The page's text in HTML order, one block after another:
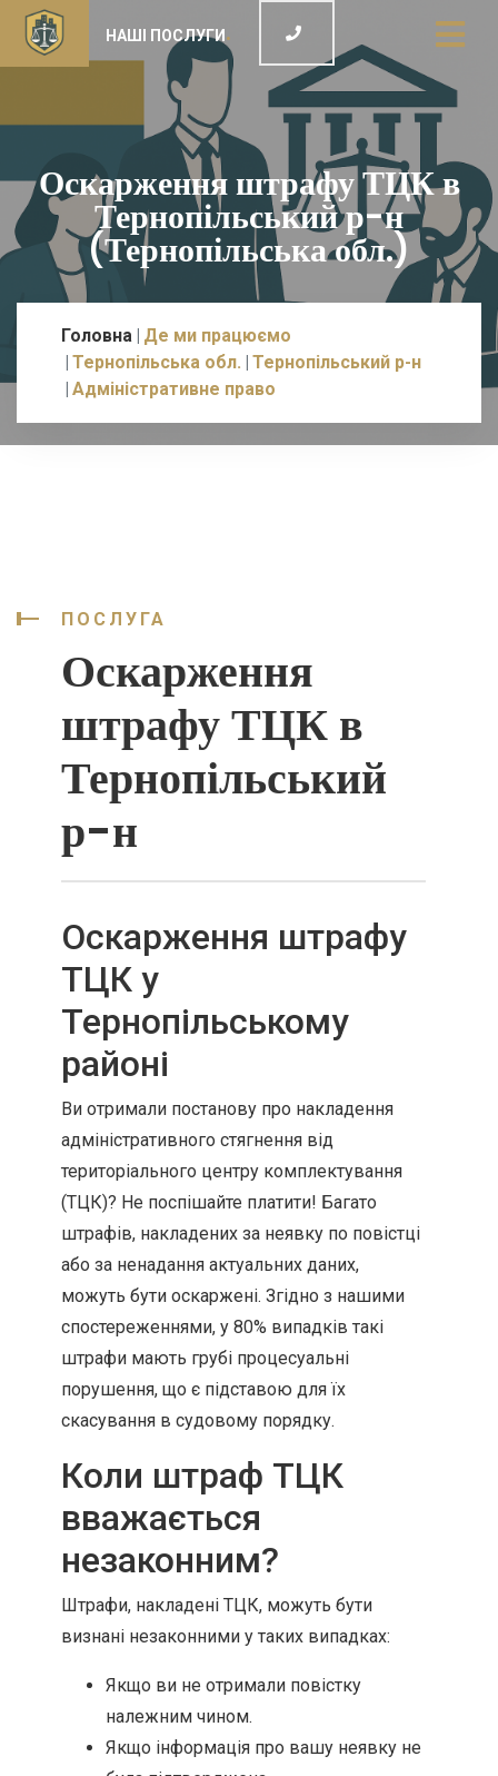
НАШІ ПОСЛУГИ
Оскарження штрафу ТЦК в
Тернопільський р-н
(Тернопільська обл.)
Головна Де ми працюємо
Тернопільська обл. Тернопільський р-н
Адміністративне право
ПОСЛУГА
Оскарження
штрафу ТЦК в
Тернопільський
р-н
Оскарження штрафу
ТЦК у
Тернопільському
районі
Ви отримали постанову про накладення
адміністративного стягнення від
територіального центру комплектування
(ТЦК)? Не поспішайте платити! Багато
штрафів, накладених за неявку по повістці
або за ненадання актуальних даних,
можуть бути оскаржені. Згідно з нашими
спостереженнями, у 80% випадків такі
штрафи мають грубі процесуальні
порушення, що є підставою для їх
скасування в судовому порядку.
Коли штраф ТЦК
вважається
незаконним?
Штрафи, накладені ТЦК, можуть бути
визнані незаконними у таких випадках:
Якщо ви не отримали повістку
належним чином.
Якщо інформація про вашу неявку не